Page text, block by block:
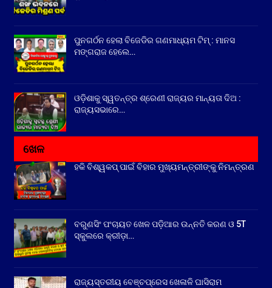
ପୁନଗର୍ଠନ ହେଲା ବିଜେଡିର ଗଣମାଧ୍ୟମ ଟିମ୍ : ମାନସ
ମଙ୍ଗରାଜ ହେଲେ…
ଓଡ଼ିଶାକୁ ସ୍ୱତନ୍ତ୍ର ଶ୍ରେଣୀ ରାଜ୍ୟର ମାନ୍ୟତା ଦିଅ :
ରାଜ୍ୟସଭାରେ…
ଖେଳ
ହକି ବିଶ୍ୱକପ୍ ପାଇଁ ବିହାର ମୁଖ୍ୟମନ୍ତ୍ରୀଙ୍କୁ ନିମନ୍ତ୍ରଣ
ବରୁଣସିଂ ପଂଚାୟତ ଖେଳ ପଡ଼ିଆର ଉନ୍ନତି କରଣ ଓ 5T
ସ୍କୁଲରେ କ୍ରୀଡ଼ା…
ରାଜ୍ୟସ୍ତରୀୟ ବେଞ୍ଚପ୍ରେସ ଖେଳାଳି ଘାସିରାମ